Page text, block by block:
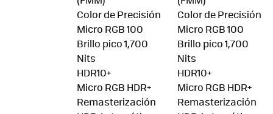
Color de Precisión
Micro RGB 100
Brillo pico 1,700
Nits
HDR10+
Micro RGB HDR+
Remasterización
Color de Precisión
Micro RGB 100
Brillo pico 1,700
Nits
HDR10+
Micro RGB HDR+
Remasterización